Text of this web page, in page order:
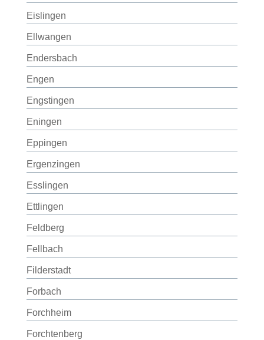
Eislingen
Ellwangen
Endersbach
Engen
Engstingen
Eningen
Eppingen
Ergenzingen
Esslingen
Ettlingen
Feldberg
Fellbach
Filderstadt
Forbach
Forchheim
Forchtenberg